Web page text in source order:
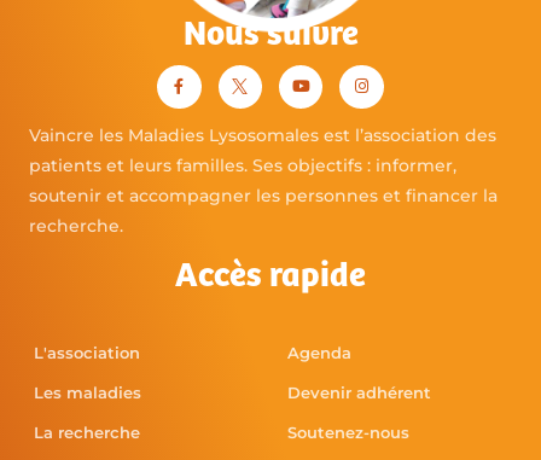
Nous suivre
Vaincre les Maladies Lysosomales est l’association des
patients et leurs familles. Ses objectifs : informer,
soutenir et accompagner les personnes et financer la
recherche.
Accès rapide
L'association
Les maladies
La recherche
Agenda
Devenir adhérent
Soutenez-nous